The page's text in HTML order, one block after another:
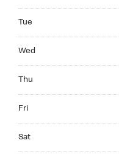
Tue
Wed
Thu
Fri
Sat